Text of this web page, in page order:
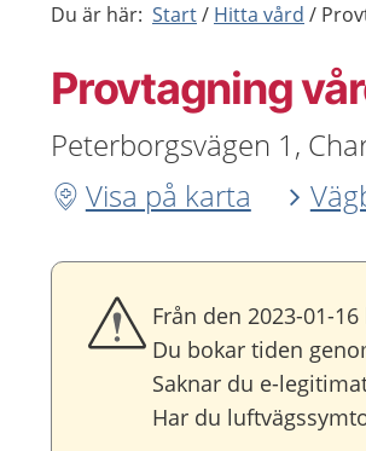
Du är här: Start Hitta vård
Provtagning
Peterborgsvägen 1,
Visa på karta
Från den 2023-01-
Du bokar tiden
Saknar du e-
Har du